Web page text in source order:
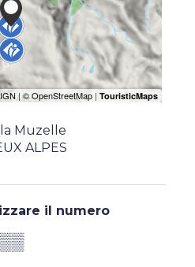
Muzelle
ALPES
il numero
▒▒